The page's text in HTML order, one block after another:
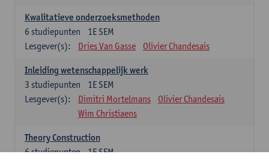
Kwalitatieve onderzoeksmethoden
1E SEM
6 studiepunten
Lesgever(s):
Dries Van Gasse Olivier Chandesais
Inleiding wetenschappelijk werk
1E SEM
3 studiepunten
Lesgever(s):
Dimitri Mortelmans
Olivier Chandesais
Wim Christiaens
Theory Construction
1E SEM
6studiepunten